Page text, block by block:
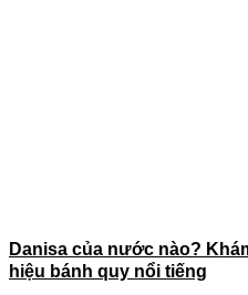
Danisa của nước nào?
hiệu bánh quy nổi tiếng